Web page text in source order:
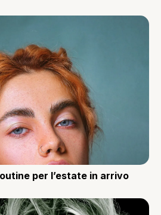
per l’estate in arrivo